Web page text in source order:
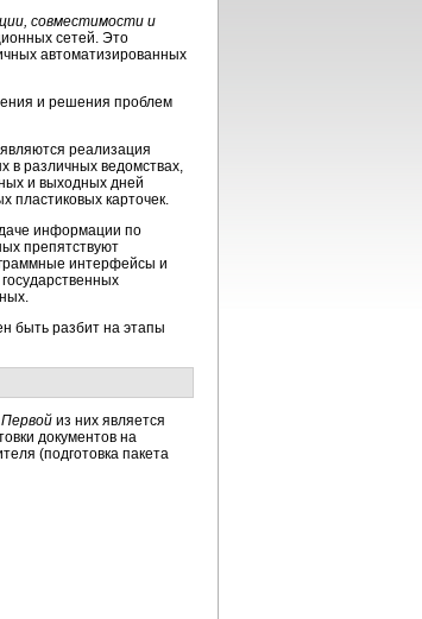
совместимости и
сетей. Это
автоматизированных
и решения проблем
реализация
в различных ведомствах,
и выходных дней
пластиковых карточек.
информации по
препятствуют
интерфейсы и
быть разбит на этапы
Первой из них является
документов на
(подготовка пакета